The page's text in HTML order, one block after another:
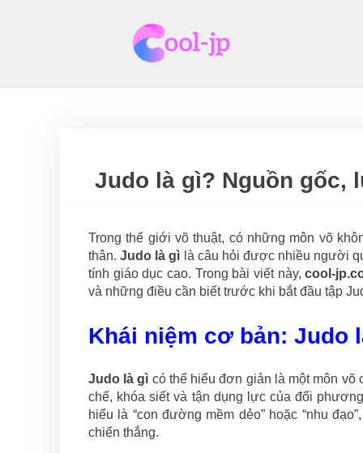
Judo là gì? Nguồn gốc,
Trong thế giới võ thuật, có những môn võ
thân.Judo là gì là câu hỏi được nhiều người
tính giáo dục cao. Trong bài viết này,cool-
và những điều cần biết trước khi bắt đầu tập
Khái niệm cơ bản: Judo
Judo là gì có thể hiểu đơn giản là một môn võ
chế, khóa siết và tận dụng lực của đối
hiểu là “con đường mềm dẻo” hoặc “nhu
chiến thắng.